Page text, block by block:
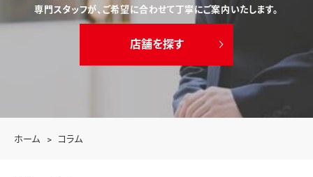
ホーム コラム
専門スタッフが、ご希望に合わせて丁寧にご案内いたします。
店舗を探す